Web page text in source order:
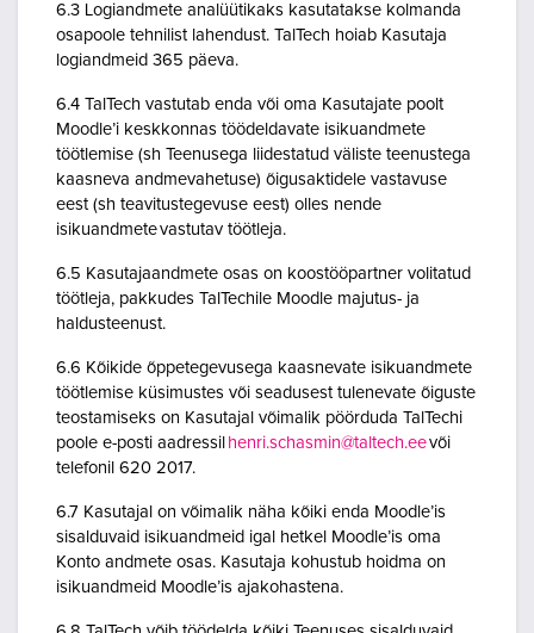
6.3 Logiandmete analüütikaks kasutatakse kolmanda
osapoole tehnilist lahendust. TalTech hoiab Kasutaja
logiandmeid 365 päeva.
6.4 TalTech vastutab enda või oma Kasutajate poolt
Moodle’i keskkonnas töödeldavate isikuandmete
töötlemise (sh Teenusega liidestatud väliste teenustega
kaasneva andmevahetuse) õigusaktidele vastavuse
eest (sh teavitustegevuse eest) olles nende
isikuandmete vastutav töötleja.
6.5 Kasutajaandmete osas on koostööpartner volitatud
töötleja, pakkudes TalTechile Moodle majutus- ja
haldusteenust.
6.6 Kõikide õppetegevusega kaasnevate isikuandmete
töötlemise küsimustes või seadusest tulenevate õiguste
teostamiseks on Kasutajal võimalik pöörduda TalTechi
poole e-posti aadressil henri.schasmin@taltech.eevõi
telefonil 620 2017.
6.7 Kasutajal on võimalik näha kõiki enda Moodle’is
sisalduvaid isikuandmeid igal hetkel Moodle’is oma
Konto andmete osas. Kasutaja kohustub hoidma on
isikuandmeid Moodle’is ajakohastena.